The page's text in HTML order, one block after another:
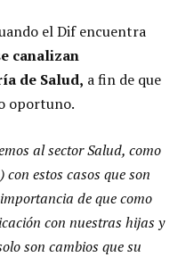
el Dif encuentra
canalizan
de Salud, a fin de que
oportuno.
al sector Salud, como
estos casos que son
de que como
con nuestras hijas y
son cambios que su